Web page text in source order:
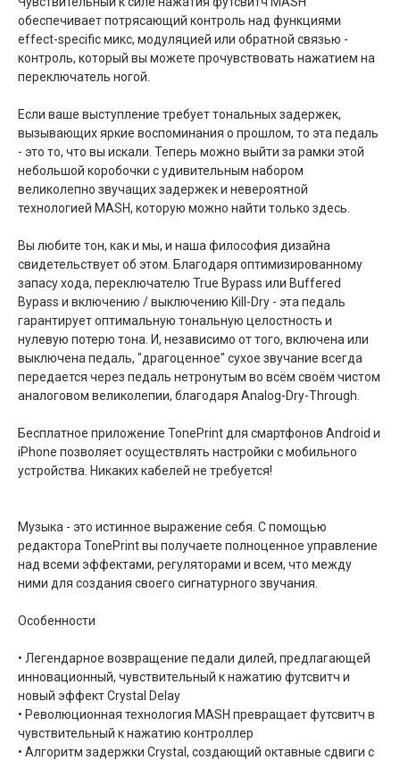
обеспечивает потрясающий контроль над функциями
effect-specific микс, модуляцией или обратной связью -
контроль, который вы можете прочувствовать нажатием на
переключатель ногой.
Если ваше выступление требует тональных задержек,
вызывающих яркие воспоминания о прошлом, то эта педаль
- это то, что вы искали. Теперь можно выйти за рамки этой
небольшой коробочки с удивительным набором
великолепно звучащих задержек и невероятной
технологией MASH, которую можно найти только здесь.
Вы любите тон, как и мы, и наша философия дизайна
свидетельствует об этом. Благодаря оптимизированному
запасу хода, переключателю True Bypass или Buffered
Bypass и включению / выключению Kill-Dry - эта педаль
гарантирует оптимальную тональную целостность и
нулевую потерю тона. И, независимо от того, включена или
выключена педаль, "драгоценное" сухое звучание всегда
передается через педаль нетронутым во всём своём чистом
аналоговом великолепии, благодаря Analog-Dry-Through.
Бесплатное приложение TonePrint для смартфонов Android и
iPhone позволяет осуществлять настройки с мобильного
устройства. Никаких кабелей не требуется!
Музыка - это истинное выражение себя. С помощью
редактора TonePrint вы получаете полноценное управление
над всеми эффектами, регуляторами и всем, что между
ними для создания своего сигнатурного звучания.
Особенности
• Легендарное возвращение педали дилей, предлагающей
инновационный, чувствительный к нажатию футсвитч и
новый эффект Crystal Delay
• Революционная технология MASH превращает футсвитч в
чувствительный к нажатию контроллер
• Алгоритм задержки Crystal, создающий октавные сдвиги с